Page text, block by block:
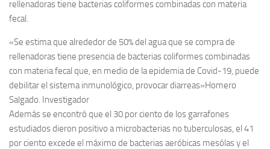
rellenadoras tiene bacterias coliformes combinadas con materia
fecal.
«Se estima que alrededor de 50% del agua que se compra de
rellenadoras tiene presencia de bacterias coliformes combinadas
con materia fecal que, en medio de la epidemia de Covid-19, puede
debilitar el sistema inmunológico, provocar diarreas»Homero
Salgado. Investigador
Además se encontró que el 30 por ciento de los garrafones
estudiados dieron positivo a microbacterias no tuberculosas, el 41
por ciento excede el máximo de bacterias aeróbicas mesólas y el